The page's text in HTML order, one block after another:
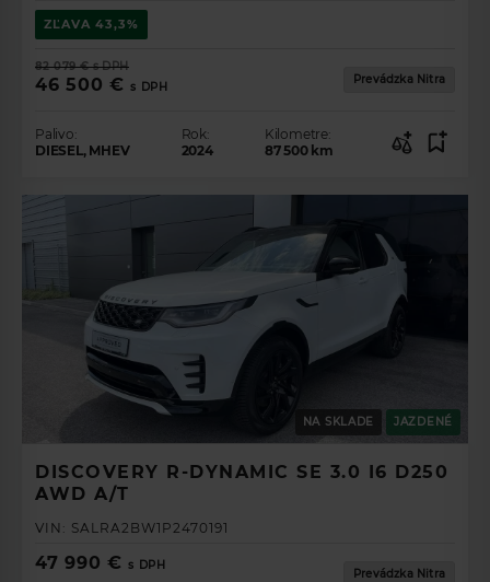
ZĽAVA 43,3%
82 079 € s DPH
46 500 € s DPH
Prevádzka Nitra
Palivo:
DIESEL, MHEV
Rok:
2024
Kilometre:
87 500 km
NA SKLADE JAZDENÉ
DISCOVERY R-DYNAMIC SE 3.0 I6 D250
AWD A/T
VIN: SALRA2BW1P2470191
47 990 € s DPH
Prevádzka Nitra